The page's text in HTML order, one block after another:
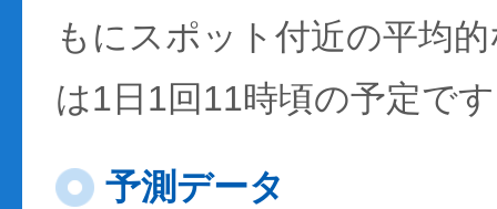
もにスポット付近の平均
は1日1回11時頃の予定で
予測データ